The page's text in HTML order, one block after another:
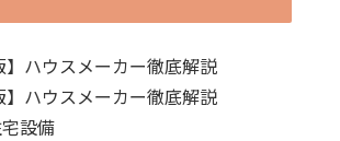
】ハウスメーカー徹底解説
】ハウスメーカー徹底解説
設備